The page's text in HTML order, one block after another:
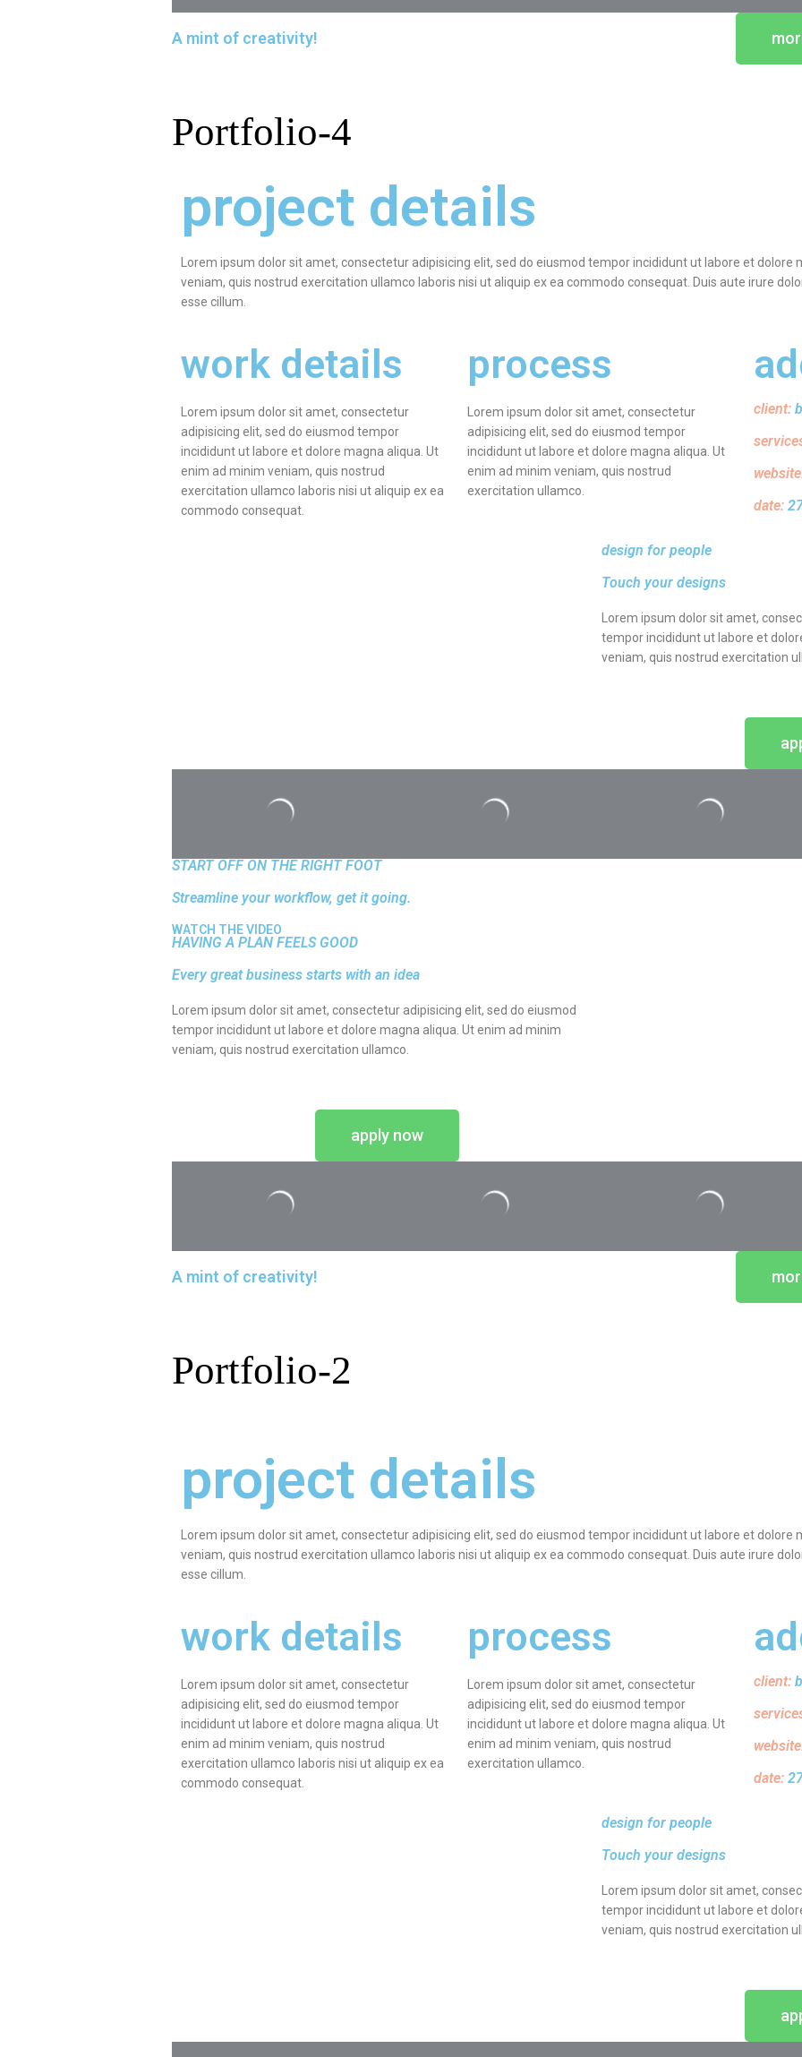
A mint of creativity!
Portfolio-4
project details
Lorem ipsum dolor sit amet, consectetur adipisicing elit, sed do eiusmod tempor incididunt ut labore et dolore
veniam, quis nostrud exercitation ullamco laboris nisi ut aliquip ex ea commodo consequat. Duis aute irure
esse cillum.
work details
Lorem ipsum dolor sit amet, consectetur
adipisicing elit, sed do eiusmod tempor
incididunt ut labore et dolore magna aliqua. Ut
enim ad minim veniam, quis nostrud
exercitation ullamco laboris nisi ut aliquip ex ea
commodo consequat.
process
Lorem ipsum dolor sit amet, consectetur
adipisicing elit, sed do eiusmod tempor
incididunt ut labore et dolore magna aliqua. Ut
enim ad minim veniam, quis nostrud
exercitation ullamco.
client:
date:
design for people
Touch your designs
Lorem ipsum dolor sit amet,
tempor incididunt ut labore et
veniam, quis nostrud exercitation
START OFF ON THE RIGHT FOOT
Streamline your workflow, get it going.
WATCH THE VIDEO
HAVING A PLAN FEELS GOOD
Every great business starts with an idea
Lorem ipsum dolor sit amet, consectetur adipisicing elit, sed do eiusmod
tempor incididunt ut labore et dolore magna aliqua. Ut enim ad minim
veniam, quis nostrud exercitation ullamco.
apply now
A mint of creativity!
Portfolio-2
project details
Lorem ipsum dolor sit amet, consectetur adipisicing elit, sed do eiusmod tempor incididunt ut labore et dolore
veniam, quis nostrud exercitation ullamco laboris nisi ut aliquip ex ea commodo consequat. Duis aute irure
esse cillum.
work details
Lorem ipsum dolor sit amet, consectetur
adipisicing elit, sed do eiusmod tempor
incididunt ut labore et dolore magna aliqua. Ut
enim ad minim veniam, quis nostrud
exercitation ullamco laboris nisi ut aliquip ex ea
commodo consequat.
process
Lorem ipsum dolor sit amet, consectetur
adipisicing elit, sed do eiusmod tempor
incididunt ut labore et dolore magna aliqua. Ut
enim ad minim veniam, quis nostrud
exercitation ullamco.
client:
date:
design for people
Touch your designs
Lorem ipsum dolor sit amet,
tempor incididunt ut labore et
veniam, quis nostrud exercitation